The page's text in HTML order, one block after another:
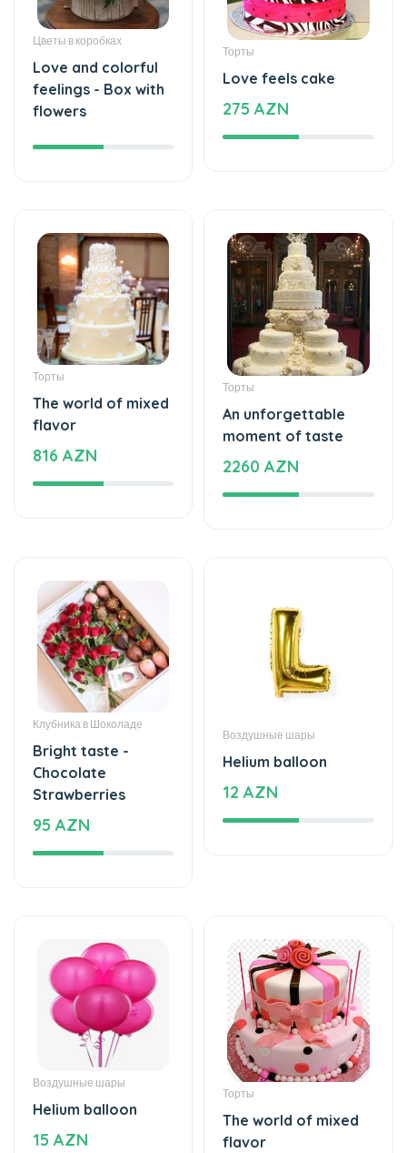
Love and colorful
feelings - Box with
flowers
Торты
Love feels cake
275 AZN
Торты
The world of mixed
flavor
816 AZN
Торты
An unforgettable
moment of taste
2260 AZN
Клубника в Шоколаде
Bright taste -
Chocolate
Strawberries
95 AZN
Воздушные шары
12 AZN
Воздушные шары
Helium balloon
15 AZN
Торты
The world of mixed
flavor
222 AZN